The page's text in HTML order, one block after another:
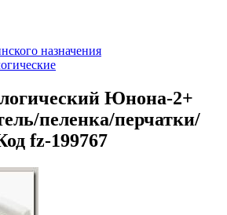
назначения
Юнона-2+
пеленка/перчатки/
fz-199767